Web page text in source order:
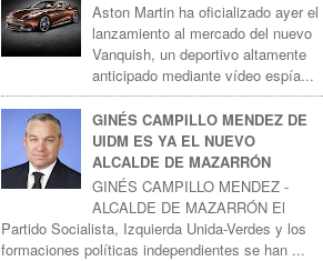
Aston Martin ha oficializado ayer el
lanzamiento al mercado del nuevo
Vanquish, un deportivo altamente
anticipado mediante vídeo espía...
GINÉS CAMPILLO MENDEZ DE
UIDM ES YA EL NUEVO
ALCALDE DE MAZARRÓN
GINÉS CAMPILLO MENDEZ -
ALCALDE DE MAZARRÓN El
Partido Socialista, Izquierda Unida-Verdes y los
formaciones políticas independientes se han ...